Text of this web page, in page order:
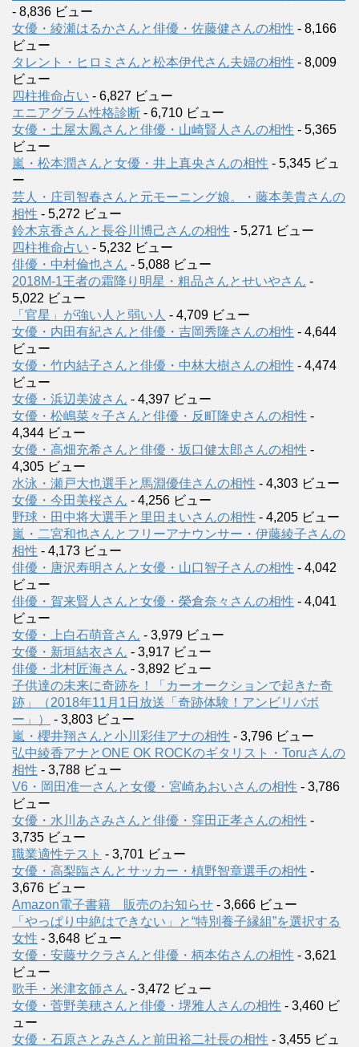
- 8,836 ビュー
女優・綾瀬はるかさんと俳優・佐藤健さんの相性 - 8,166
ビュー
タレント・ヒロミさんと松本伊代さん夫婦の相性 - 8,009
ビュー
四柱推命占い - 6,827 ビュー
エニアグラム性格診断 - 6,710 ビュー
女優・土屋太鳳さんと俳優・山崎賢人さんの相性 - 5,365
ビュー
嵐・松本潤さんと女優・井上真央さんの相性 - 5,345 ビュ
ー
芸人・庄司智春さんと元モーニング娘。・藤本美貴さんの
相性 - 5,272 ビュー
鈴木京香さんと長谷川博己さんの相性 - 5,271 ビュー
四柱推命占い - 5,232 ビュー
俳優・中村倫也さん - 5,088 ビュー
2018M-1王者の霜降り明星・粗品さんとせいやさん -
5,022 ビュー
「官星」が強い人と弱い人 - 4,709 ビュー
女優・内田有紀さんと俳優・吉岡秀隆さんの相性 - 4,644
ビュー
女優・竹内結子さんと俳優・中林大樹さんの相性 - 4,474
ビュー
女優・浜辺美波さん - 4,397 ビュー
女優・松嶋菜々子さんと俳優・反町隆史さんの相性 -
4,344 ビュー
女優・高畑充希さんと俳優・坂口健太郎さんの相性 -
4,305 ビュー
水泳・瀬戸大也選手と馬淵優佳さんの相性 - 4,303 ビュー
女優・今田美桜さん - 4,256 ビュー
野球・田中将大選手と里田まいさんの相性 - 4,205 ビュー
嵐・二宮和也さんとフリーアナウンサー・伊藤綾子さんの
相性 - 4,173 ビュー
俳優・唐沢寿明さんと女優・山口智子さんの相性 - 4,042
ビュー
俳優・賀来賢人さんと女優・榮倉奈々さんの相性 - 4,041
ビュー
女優・上白石萌音さん - 3,979 ビュー
女優・新垣結衣さん - 3,917 ビュー
俳優・北村匠海さん - 3,892 ビュー
子供達の未来に奇跡を！「カーオークションで起きた奇
跡」（2018年11月1日放送「奇跡体験！アンビリバボ
ー」）
- 3,803 ビュー
嵐・櫻井翔さんと小川彩佳アナの相性 - 3,796 ビュー
弘中綾香アナとONE OK ROCKのギタリスト・Toruさんの
相性 - 3,788 ビュー
V6・岡田准一さんと女優・宮崎あおいさんの相性 - 3,786
ビュー
女優・水川あさみさんと俳優・窪田正孝さんの相性 -
3,735 ビュー
職業適性テスト - 3,701 ビュー
女優・高梨臨さんとサッカー・槙野智章選手の相性 -
3,676 ビュー
Amazon電子書籍 販売のお知らせ - 3,666 ビュー
「やっぱり中絶はできない」と“特別養子縁組”を選択する
女性 - 3,648 ビュー
女優・安藤サクラさんと俳優・柄本佑さんの相性 - 3,621
ビュー
歌手・米津玄師さん - 3,472 ビュー
女優・菅野美穂さんと俳優・堺雅人さんの相性 - 3,460 ビ
ュー
女優・石原さとみさんと前田裕二社長の相性 - 3,455 ビュ